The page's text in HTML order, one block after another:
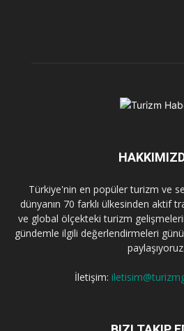
Türkiye'nin en popüler turizm ve
dünyanın 70 farklı ülkesinden aktif
ve global ölçekteki turizm
gündemle ilgili değerlendirmeleri
paylaşıyoruz.
İletişim: